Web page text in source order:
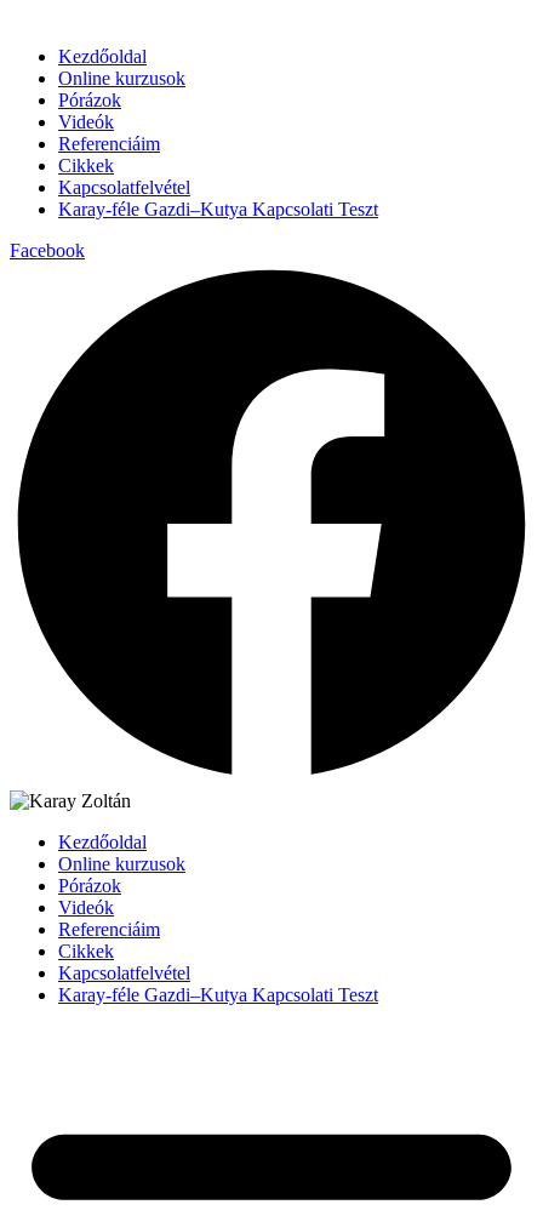
Kezdőoldal
Online kurzusok
Pórázok
Videók
Referenciáim
Cikkek
Kapcsolatfelvétel
Karay-féle Gazdi–Kutya Kapcsolati Teszt
Facebook
Kezdőoldal
Online kurzusok
Pórázok
Videók
Referenciáim
Cikkek
Kapcsolatfelvétel
Karay-féle Gazdi–Kutya Kapcsolati Teszt